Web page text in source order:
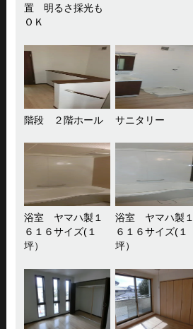
置 明るさ採光も
ＯＫ
階段 ２階ホール サニタリー
浴室 ヤマハ製１
６１６サイズ(１
坪）
浴室 ヤマハ製１
６１６サイズ(１
坪）